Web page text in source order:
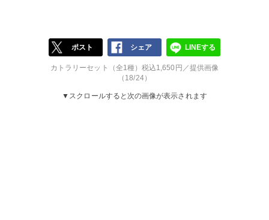
ポスト シェア LINEする
カトラリーセット（全1種）税込1,650円／提供画像
（18/24）
▼スクロールすると次の画像が表示されます